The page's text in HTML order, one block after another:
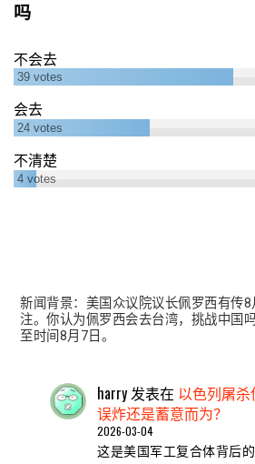
吗
不会去
39 votes
会去
24 votes
不清楚
4 votes
新闻背景：美国众议院议长佩罗西有传
注。你认为佩罗西会去台湾，挑战中国
至时间8月7日。
harry发表在 以色列屠杀
误炸还是蓄意而为？
2026-03-04
这是美国军工复合体背后